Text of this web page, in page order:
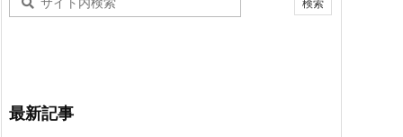
最新記事